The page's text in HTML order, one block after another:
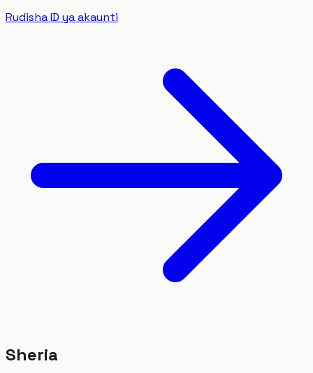
Rudisha ID ya akaunti
Sheria